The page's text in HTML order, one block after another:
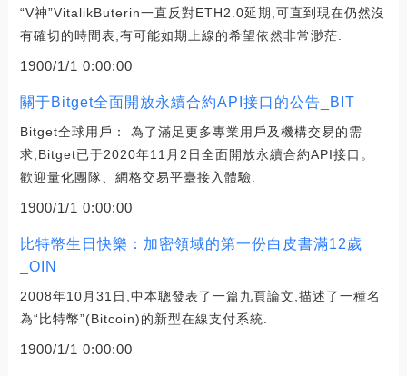
“V神”VitalikButerin一直反對ETH2.0延期,可直到現在仍然沒
有確切的時間表,有可能如期上線的希望依然非常渺茫.
1900/1/1 0:00:00
關于Bitget全面開放永續合約API接口的公告_BIT
Bitget全球用戶： 為了滿足更多專業用戶及機構交易的需
求,Bitget已于2020年11月2日全面開放永續合約API接口。
歡迎量化團隊、網格交易平臺接入體驗.
1900/1/1 0:00:00
比特幣生日快樂：加密領域的第一份白皮書滿12歲
_OIN
2008年10月31日,中本聰發表了一篇九頁論文,描述了一種名
為“比特幣”(Bitcoin)的新型在線支付系統.
1900/1/1 0:00:00